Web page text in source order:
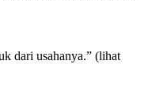
dari usahanya.” (lihat